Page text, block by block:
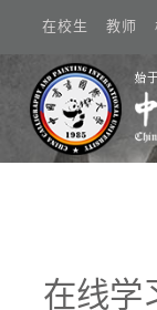
在校生 教师
在线学